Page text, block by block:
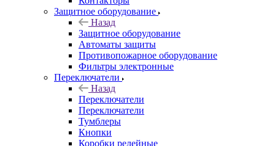
Защитное оборудование
Назад
Защитное оборудование
Автоматы защиты
Противопожарное оборудование
Фильтры электронные
Переключатели
Назад
Переключатели
Переключатели
Тумблеры
Кнопки
Коробки релейные